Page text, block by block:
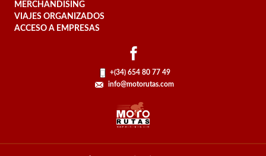
MERCHANDISING
VIAJES ORGANIZADOS
ACCESO A EMPRESAS
+(34) 654 80 77 49
info@motorutas.com